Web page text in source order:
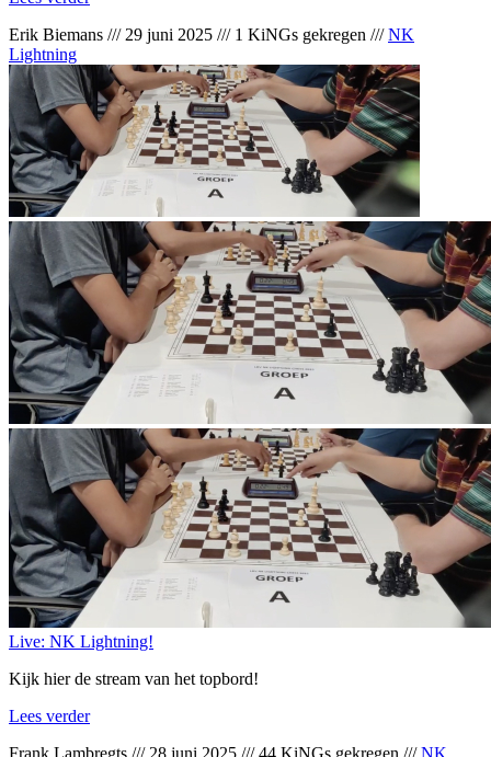
Erik Biemans /// 29 juni 2025 /// 1 KiNGs gekregen ///NK
Lightning
Live: NK Lightning!
Kijk hier de stream van het topbord!
Lees verder
Frank Lambregts /// 28 juni 2025 ///44 KiNGs gekregen ///NK